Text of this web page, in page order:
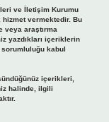
ve İletişim Kurumu
hizmet vermektedir. Bu
veya araştırma
yazdıkları içeriklerin
kabul
içerikleri,
halinde, ilgili